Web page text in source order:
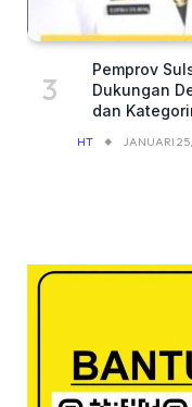
Pemprov
Dukungan
dan
HT JANUARI